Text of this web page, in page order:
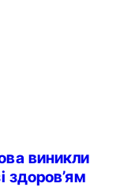
виникли
здоров’ям